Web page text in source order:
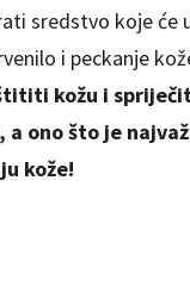
sredstvo koje će
i peckanje
kožu i
ono što je
kože!